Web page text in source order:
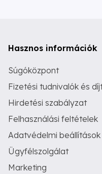
Hasznos információk
Súgóközpont
Fizetési tudnivalók és
Hirdetési szabályzat
Felhasználási feltételek
Adatvédelmi beállítások
Ügyfélszolgálat
Marketing